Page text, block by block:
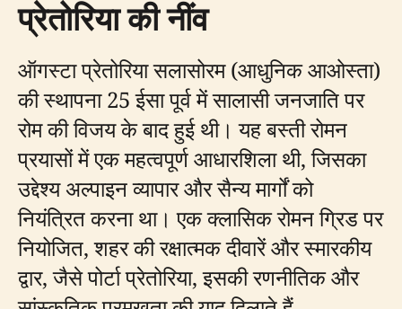
प्रेतोरिया की नींव
ऑगस्टा प्रेतोरिया सलासोरम (आधुनिक आओस्ता)
की स्थापना 25 ईसा पूर्व में सालासी जनजाति पर
रोम की विजय के बाद हुई थी। यह बस्ती रोमन
प्रयासों में एक महत्वपूर्ण आधारशिला थी, जिसका
उद्देश्य अल्पाइन व्यापार और सैन्य मार्गों को
नियंत्रित करना था। एक क्लासिक रोमन ग्रिड पर
नियोजित, शहर की रक्षात्मक दीवारें और स्मारकीय
द्वार, जैसे पोर्टा प्रेतोरिया, इसकी रणनीतिक और